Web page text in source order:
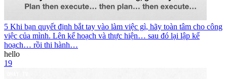
5 Khi bạn quyết định bắt tay vào làm việc gì, hãy toàn tâm cho công
việc của mình. Lên kế hoạch và thực hiện… sau đó lại lập kế
hoạch… rồi thi hành…
hello
19